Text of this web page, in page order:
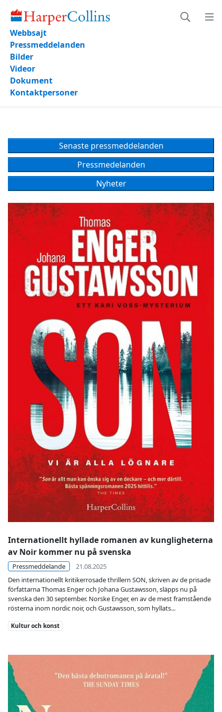
Pressmeddelanden
Webbsajt
Pressmeddelanden
Bilder
Videor
Dokument
Kontaktpersoner
Senaste pressmeddelanden
Pressmedelanden
Nyheter
Internationellt hyllade romanen av kungligheterna
av Noir kommer nu på svenska
Pressmeddelande
21.08.2025
Den internationellt kritikerrosade thrillern SON, skriven av de prisade
författarna Thomas Enger och Johana Gustawsson, släpps nu på
svenska den 30 september. Norske Enger, en av de mest framstående
rösterna inom nordic noir, och Gustawsson, som hyllats...
Kategori
Kultur och konst